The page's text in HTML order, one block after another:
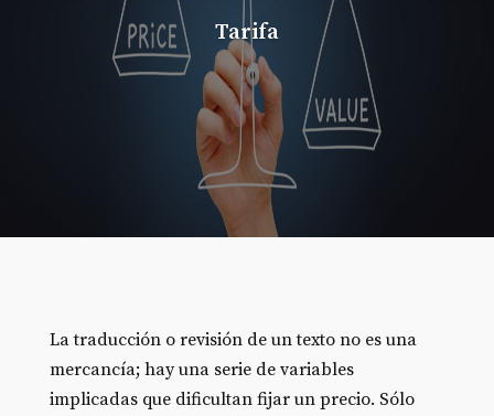
Tarifa
La traducción o revisión de un texto no es una
mercancía; hay una serie de variables
implicadas que dificultan fijar un precio. Sólo